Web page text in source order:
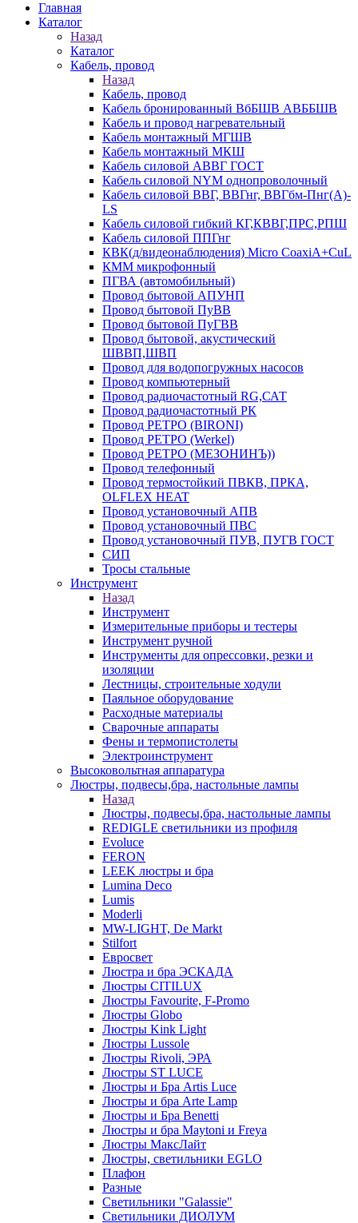
Главная
Каталог
Назад
Каталог
Кабель, провод
Назад
Кабель, провод
Кабель бронированный ВбБШВ АВББШВ
Кабель и провод нагревательный
Кабель монтажный МГШВ
Кабель монтажный МКШ
Кабель силовой АВВГ ГОСТ
Кабель силовой NYM однопроволочный
Кабель силовой ВВГ, ВВГнг, ВВГбм-Пнг(А)-
LS
Кабель силовой гибкий КГ,КВВГ,ПРС,РПШ
Кабель силовой ППГнг
КВК(д/видеонаблюдения) Micro CoaxiA+CuL
КММ микрофонный
ПГВА (автомобильный)
Провод бытовой АПУНП
Провод бытовой ПуВВ
Провод бытовой ПуГВВ
Провод бытовой, акустический
ШВВП,ШВП
Провод для водопогружных насосов
Провод компьютерный
Провод радиочастотный RG,САТ
Провод радиочастотный РК
Провод РЕТРО (BIRONI)
Провод РЕТРО (Werkel)
Провод РЕТРО (МЕЗОНИНЪ))
Провод телефонный
Провод термостойкий ПВКВ, ПРКА,
OLFLEX HEAT
Провод установочный АПВ
Провод установочный ПВС
Провод установочный ПУВ, ПУГВ ГОСТ
СИП
Тросы стальные
Инструмент
Назад
Инструмент
Измерительные приборы и тестеры
Инструмент ручной
Инструменты для опрессовки, резки и
изоляции
Лестницы, строительные ходули
Паяльное оборудование
Расходные материалы
Сварочные аппараты
Фены и термопистолеты
Электроинструмент
Высоковольтная аппаратура
Люстры, подвесы,бра, настольные лампы
Назад
Люстры, подвесы,бра, настольные лампы
REDIGLE светильники из профиля
Evoluce
FERON
LEEK люстры и бра
Lumina Deco
Lumis
Moderli
MW-LIGHT, De Markt
Stilfort
Евросвет
Люстра и бра ЭСКАДА
Люстры CITILUX
Люстры Favourite, F-Promo
Люстры Globo
Люстры Kink Light
Люстры Lussole
Люстры Rivoli, ЭРА
Люстры ST LUCE
Люстры и Бра Artis Luce
Люстры и бра Arte Lamp
Люстры и Бра Benetti
Люстры и бра Maytoni и Freya
Люстры МаксЛайт
Люстры, светильники EGLO
Плафон
Разные
Светильники "Galassie"
Светильники ДИОЛУМ